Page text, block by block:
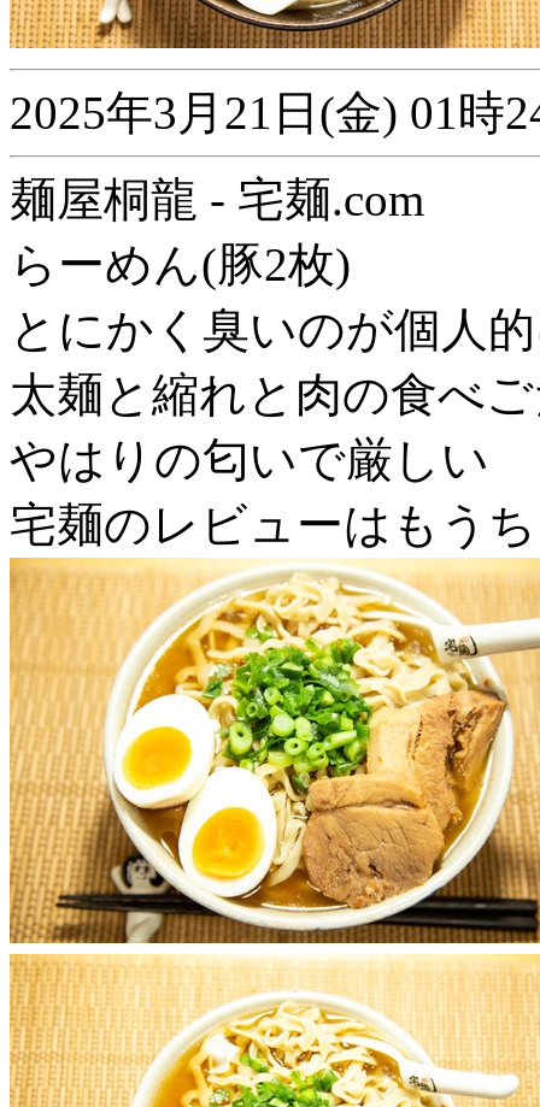
2025年3月21日(金) 01時
麺屋桐龍 - 宅麺.com
らーめん(豚2枚)
とにかく臭いのが個人
太麺と縮れと肉の食べ
やはりの匂いで厳しい
宅麺のレビューはもう